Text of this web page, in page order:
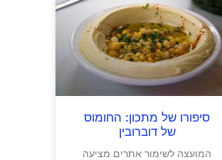
סיפורו של מתכון: החומוס
של דוברובין
המועצה לשימור אתרים מציעה